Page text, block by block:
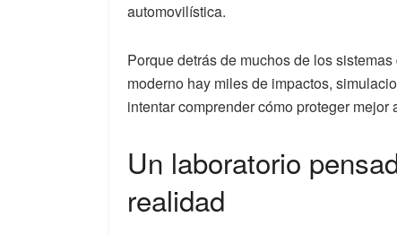
automovilística.
Porque detrás de muchos de los
moderno hay miles de impactos,
intentar comprender cómo proteger mejor
Un laboratorio
realidad